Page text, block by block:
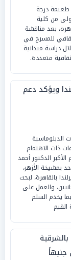
طعيمة درجة
من كلية
بعد مناقشة
للمسرح في
دراسة ميدانية
متعددة.
ويؤكد دعم
الدبلوماسية
ذات الاهتمام
الدكتور أحمد
بمشيخة الأزهر،
بالقاهرة، لبحث
والعمل على
يخدم السلم